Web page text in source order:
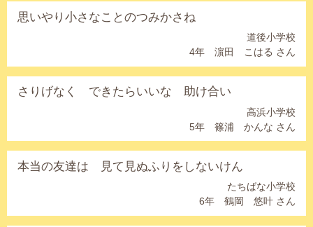
思いやり小さなことのつみかさね
道後小学校
4年 濵田 こはる さん
さりげなく できたらいいな 助け合い
高浜小学校
5年 篠浦 かんな さん
本当の友達は 見て見ぬふりをしないけん
たちばな小学校
6年 鶴岡 悠叶 さん